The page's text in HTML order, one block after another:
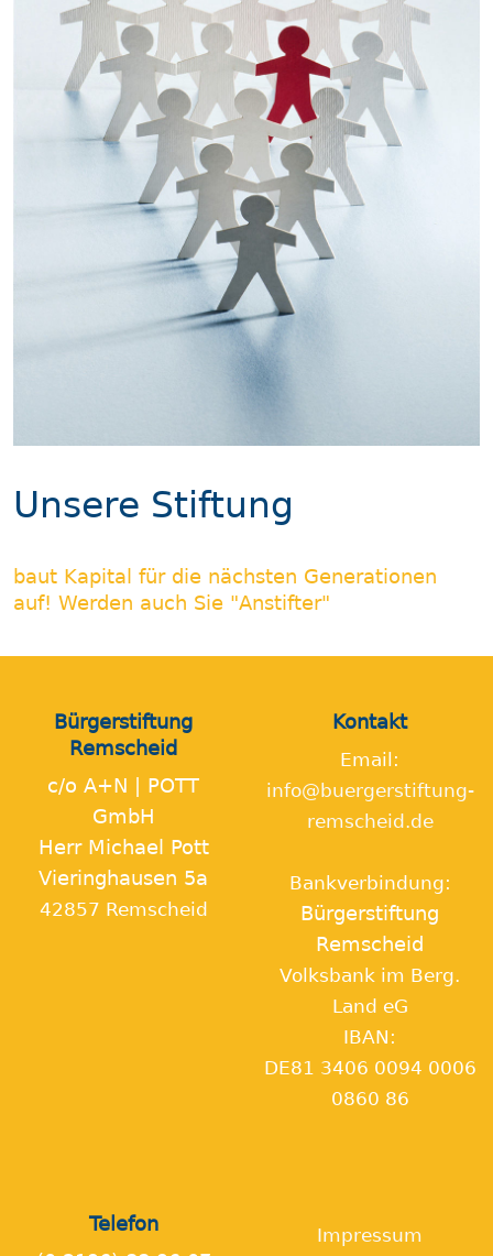
Unsere Stiftung
baut Kapital für die nächsten Generationen
auf! Werden auch Sie "Anstifter"
Bürgerstiftung
Remscheid
c/o A+N | POTT
GmbH
Herr Michael Pott
Vieringhausen 5a
42857 Remscheid
Kontakt
Email:
info@buergerstiftung-
remscheid.de
Bankverbindung:
Bürgerstiftung
Remscheid
Volksbank im Berg.
Land eG
IBAN:
DE81 3406 0094 0006
0860 86
Telefon
Impressum